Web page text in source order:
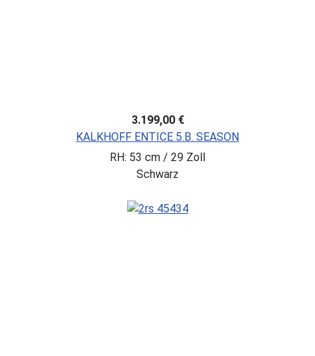
3.199,00 €
KALKHOFF ENTICE 5.B. SEASON
RH: 53 cm / 29 Zoll
Schwarz